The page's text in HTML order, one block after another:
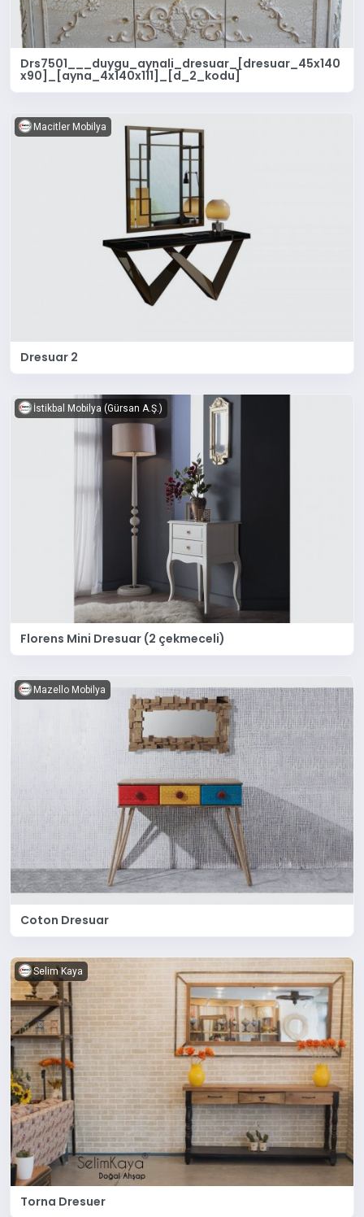
Drs7501___duygu_aynali_dresuar_[dresuar_45x140
x90]_[ayna_4x140x111]_[d_2_kodu]
Macitler Mobilya
Dresuar 2
İstikbal Mobilya (Gürsan A.Ş.)
Florens Mini Dresuar (2 çekmeceli)
Mazello Mobilya
Coton Dresuar
Selim Kaya
Torna Dresuer